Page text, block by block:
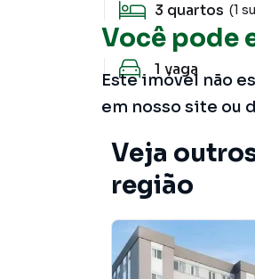
Você pode
Este imóvel não
em nosso site ou
3 quartos (1
1 vaga
Veja
região